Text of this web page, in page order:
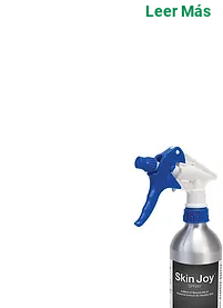
Leer Más